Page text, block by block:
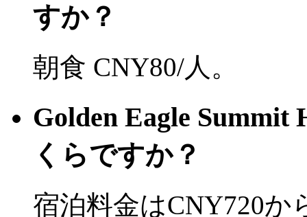
すか？
朝食 CNY80/人。
Golden Eagle
くらですか？
宿泊料金はCNY720